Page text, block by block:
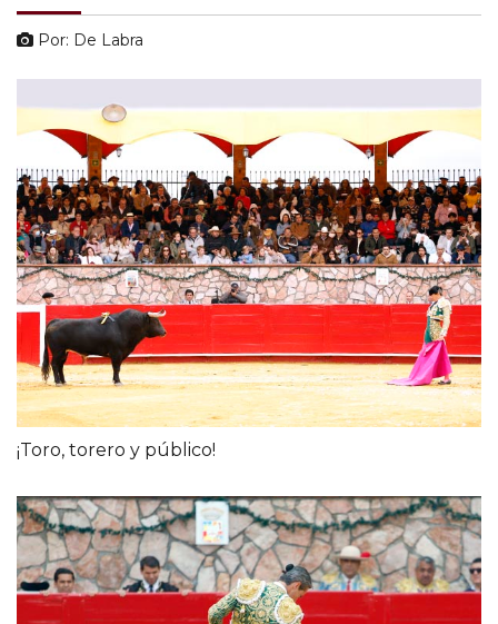
Por: De Labra
¡Toro, torero y público!